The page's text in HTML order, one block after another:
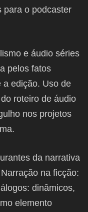
para o podcaster
e áudio séries
pelos fatos
a edição. Uso de
roteiro de áudio
nos projetos
da narrativa
na ficção:
dinâmicos,
elemento